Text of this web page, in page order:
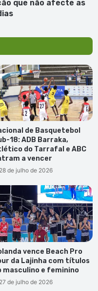
que não afecte as
de Basquetebol
18: ADB Barraka,
do Tarrafal e ABC
a vencer
28 de julho de 2026
vence Beach Pro
da Lajinha com títulos
masculino e feminino
27 de julho de 2026